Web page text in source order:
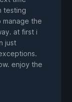
testing
the
at first i
just
enjoy the